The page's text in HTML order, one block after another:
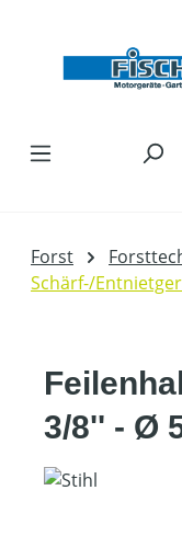
Forst
Schärf-/
3/8'' - Ø